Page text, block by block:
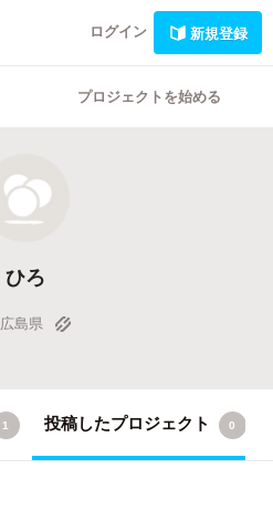
ログイン 新規登録
プロジェクトを始める
ひろ
広島県
1 投稿したプロジェクト 0